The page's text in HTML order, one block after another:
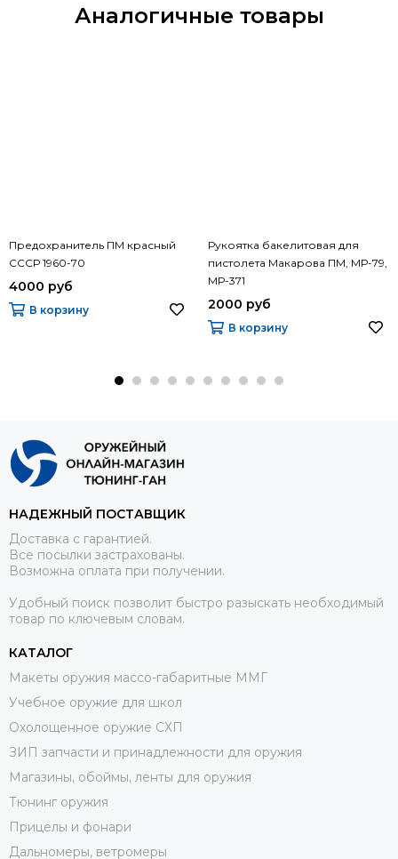
Аналогичные товары
Предохранитель ПМ красный
СССР 1960-70
4000 руб
В корзину
Рукоятка бакелитовая для
пистолета Макарова ПМ, МР-79,
МР-371
2000 руб
В корзину
НАДЕЖНЫЙ ПОСТАВЩИК
Доставка с гарантией.
Все посылки застрахованы.
Возможна оплата при получении.
Удобный поиск позволит быстро разыскать необходимый
товар по ключевым словам.
КАТАЛОГ
Макеты оружия массо-габаритные ММГ
Учебное оружие для школ
Охолощенное оружие СХП
ЗИП запчасти и принадлежности для оружия
Магазины, обоймы, ленты для оружия
Тюнинг оружия
Прицелы и фонари
Дальномеры, ветромеры